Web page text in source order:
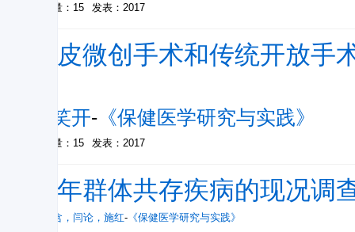
被引量：15
发表：2017
经皮微创手术和传统开放
刘笑开- 《保健医学研究与实践》
被引量：15 发表：2017
老年群体共存疾病的现况调
刘俊含 ， 闫论 ， 施红- 《保健医学研究与实践》